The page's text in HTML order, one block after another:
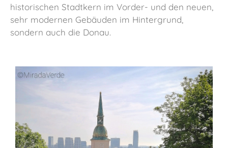
historischen Stadtkern im Vorder- und den neuen,
sehr modernen Gebäuden im Hintergrund,
sondern auch die Donau.